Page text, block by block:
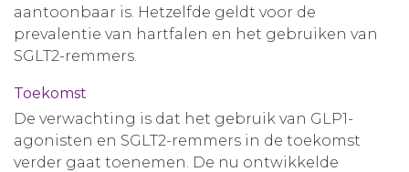
aantoonbaar is. Hetzelfde geldt voor de
prevalentie van hartfalen en het gebruiken van
SGLT2-remmers.
Toekomst
De verwachting is dat het gebruik van GLP1-
agonisten en SGLT2-remmers in de toekomst
verder gaat toenemen. De nu ontwikkelde